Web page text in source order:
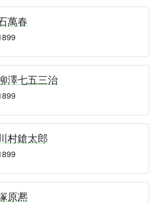
萬春
澤七五三治
村鎗太郎
原凞